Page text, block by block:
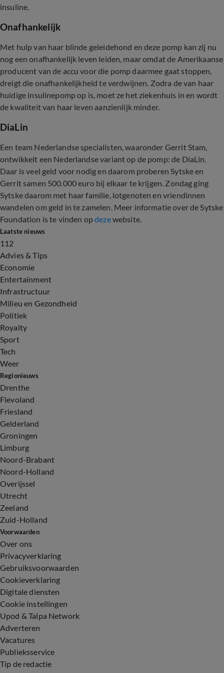
insuline.
Onafhankelijk
Met hulp van haar blinde geleidehond en deze pomp kan zij nu
nog een onafhankelijk leven leiden, maar omdat de Amerikaanse
producent van de accu voor die pomp daarmee gaat stoppen,
dreigt die onafhankelijkheid te verdwijnen. Zodra de van haar
huidige insulinepomp op is, moet ze het ziekenhuis in en wordt
de kwaliteit van haar leven aanzienlijk minder.
DiaLin
Een team Nederlandse specialisten, waaronder Gerrit Stam,
ontwikkelt een Nederlandse variant op de pomp: de DiaLin.
Daar is veel geld voor nodig en daarom proberen Sytske en
Gerrit samen 500.000 euro bij elkaar te krijgen. Zondag ging
Sytske daarom met haar familie, lotgenoten en vriendinnen
wandelen om geld in te zamelen. Meer informatie over de Sytske
Foundation is te vinden opdezewebsite.
Laatste nieuws
112
Advies & Tips
Economie
Entertainment
Infrastructuur
Milieu en Gezondheid
Politiek
Royalty
Sport
Tech
Weer
Regionieuws
Drenthe
Flevoland
Friesland
Gelderland
Groningen
Limburg
Noord-Brabant
Noord-Holland
Overijssel
Utrecht
Zeeland
Zuid-Holland
Voorwaarden
Over ons
Privacyverklaring
Gebruiksvoorwaarden
Cookieverklaring
Digitale diensten
Cookie instellingen
Upod & Talpa Network
Adverteren
Vacatures
Publieksservice
Tip de redactie